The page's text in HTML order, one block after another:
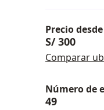
Precio desde
S/ 300
Comparar
Número de
49